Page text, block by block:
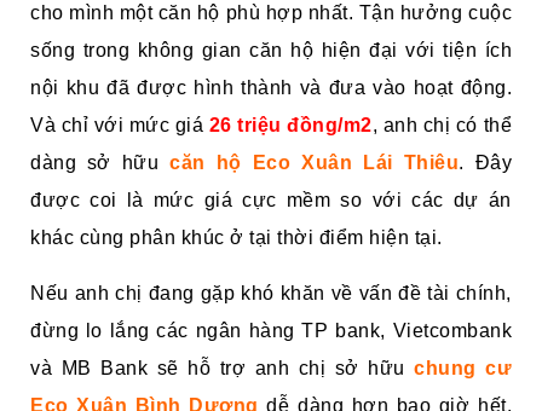
cho mình một căn hộ phù hợp nhất. Tận hưởng cuộc
sống trong không gian căn hộ hiện đại với tiện ích
nội khu đã được hình thành và đưa vào hoạt động.
Và chỉ với mức giá 26 triệu đồng/m2, anh chị có thể
dàng sở hữucăn hộ Eco Xuân Lái Thiêu. Đây
được coi là mức giá cực mềm so với các dự án
khác cùng phân khúc ở tại thời điểm hiện tại.
Nếu anh chị đang gặp khó khăn về vấn đề tài chính,
đừng lo lắng các ngân hàng TP bank, Vietcombank
và MB Bank sẽ hỗ trợ anh chị sở hữu chung cư
Eco Xuân Bình Dương dễ dàng hơn bao giờ hết.